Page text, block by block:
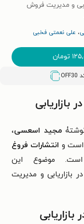
، علی نعمتی فخبی
تومان
OFF30
مجید اسعسی،
است و انتشارات فروغ
موضوع این
کتاب تکنیک‌های جذاب روش NLP در بازاریابی و مدیریت